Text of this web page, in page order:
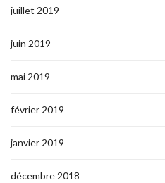
juillet 2019
juin 2019
mai 2019
février 2019
janvier 2019
décembre 2018